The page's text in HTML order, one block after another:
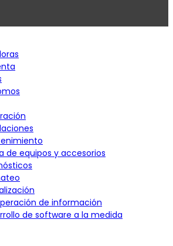
de equipos y accesorios
de información
de software a la medida